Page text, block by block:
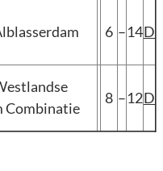
6 –14D
Combinatie
8 –12D